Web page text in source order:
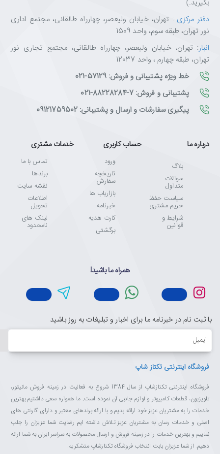
بگیرید.)
دفتر مرکزی : تهران، خیابان ولیعصر، چهارراه طالقانی، مجتمع اداری
نور تهران، طبقه سوم، واحد 1509
انبار: تهران، خیابان ولیعصر، چهارراه طالقانی، مجتمع تجاری نور
تهران، طبقه چهارم ، واحد 12037
خط ویژه پشتیبانی و فروش: 57129-021
پشتیبانی و فروش: 7-88228284-021
پیگیری سفارشات و ارسال و پشتیبانی: 09121759502
درباره ما
بلاگ
سوالات
متداول
سیاست حفظ
حریم مشتری
شرایط و
قوانین
حساب کاربری
ورود
تاریخچه
سفارش
بازاریاب ها
خبرنامه
کارت هدیه
برگشتی
خدمات مشتری
تماس با ما
برندها
نقشه سایت
اطلاعات
تحویل
لینک های
نامحدود
همراه ما باشید!
با ثبت نام در خبرنامه ما برای اخبار و تبلیغات به روز باشید
ایمیل
فروشگاه اینترنتی تکتاز شاپ
فروشگاه اینترنتی تکتازشاپ از سال 1384 شروع به فعالیت در زمینه فروش مانیتور،
تلویزیون، قطعات کامپیوتر و لوازم جانبی آن نموده است. ما همواره سعی داشتیم بهترین
خدمات را به مشتریان عزیز خود ارائه بدیم و با ارائه برندهای معتبر و دارای گارنتی های
اصلی و خدمات رسان به مشتریان عزیز تلاش داشته ایم رضایت شما عزیزان را جلب
نماییم و بهترین خدمات را در زمینه فروش و ارسال محصولات به سراسر ایران به شما ارائه
دهیم. از شما عزیزان بابت انتخاب فروشگاه تکتازشاپ متشکریم.